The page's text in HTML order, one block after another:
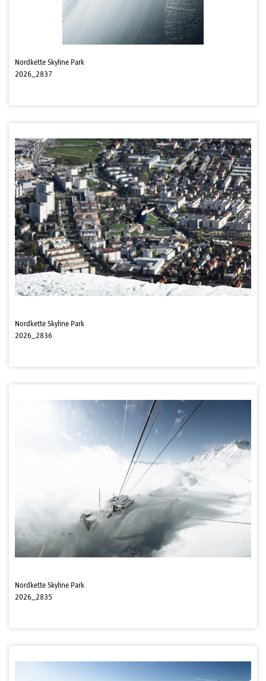
Nordkette Skyline Park
2026_2837
Nordkette Skyline Park
2026_2836
Nordkette Skyline Park
2026_2835